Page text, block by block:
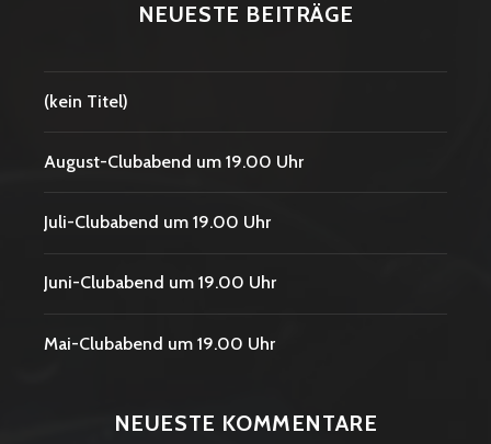
NEUESTE BEITRÄGE
(kein Titel)
August-Clubabend um 19.00 Uhr
Juli-Clubabend um 19.00 Uhr
Juni-Clubabend um 19.00 Uhr
Mai-Clubabend um 19.00 Uhr
NEUESTE KOMMENTARE